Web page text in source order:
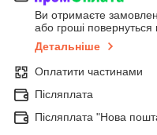
Ви отримаєте
або гроші повернуться
Детальніше
Оплатити частинами
Післяплата
Післяплата "Нова